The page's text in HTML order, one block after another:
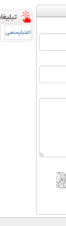
اعتبارسنجی